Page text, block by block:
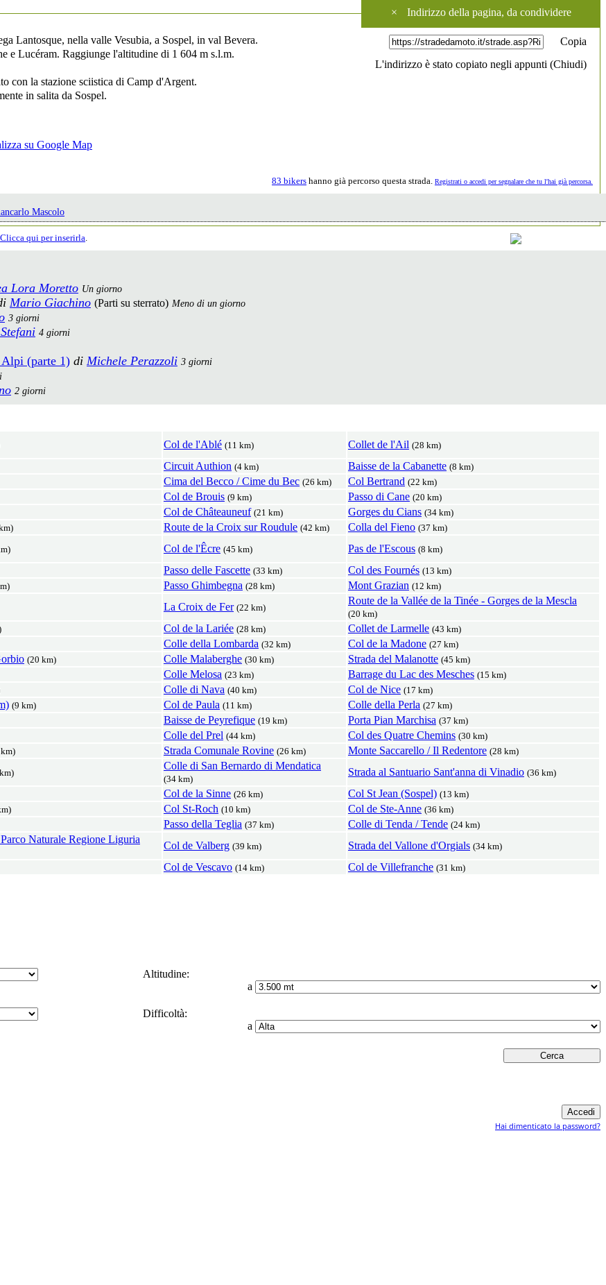
× Indirizzo della pagina, da condividere
Copia
L'indirizzo è stato copiato negli appunti (Chiudi)
Lantosque, nella valle Vesubia, a Sospel, in val Bevera.
e Lucéram. Raggiunge l'altitudine di 1 604 m s.l.m.
con la stazione sciistica di Camp d'Argent.
in salita da Sospel.
83 bikers hanno già percorso questa strada. Registrati o accedi per segnalare che tu l'hai già percorsa.
Mascolo
Clicca qui per inserirla.
Lora Moretto Un giorno
Mario Giachino (Parti su sterrato) Meno di un giorno
3 giorni
4 giorni
(parte 1) di Michele Perazzoli 3 giorni
2 giorni
Col de l'Ablé (11 km) Collet de l'Ail (28 km)
Circuit Authion (4 km) Baisse de la Cabanette (8 km)
Cima del Becco / Cime du Bec (26 km) Col Bertrand (22 km)
Col de Brouis (9 km) Passo di Cane (20 km)
Col de Châteauneuf (21 km) Gorges du Cians (34 km)
Route de la Croix sur Roudule (42 km) Colla del Fieno (37 km)
Col de l'Êcre (45 km) Pas de l'Escous (8 km)
Passo delle Fascette (33 km) Col des Fournés (13 km)
Passo Ghimbegna (28 km) Mont Grazian (12 km)
La Croix de Fer (22 km)
Route de la Vallée de la Tinée - Gorges de la Mescla
(20 km)
Col de la Lariée (28 km) Collet de Larmelle (43 km)
Colle della Lombarda (32 km) Col de la Madone (27 km)
(20 km) Colle Malaberghe (30 km) Strada del Malanotte (45 km)
Colle Melosa (23 km) Barrage du Lac des Mesches (15 km)
Colle di Nava (40 km) Col de Nice (17 km)
(9 km) Col de Paula (11 km) Colle della Perla (27 km)
Baisse de Peyrefique (19 km) Porta Pian Marchisa (37 km)
Colle del Prel (44 km) Col des Quatre Chemins (30 km)
Strada Comunale Rovine (26 km) Monte Saccarello / Il Redentore (28 km)
Colle di San Bernardo di Mendatica
(34 km)
Strada al Santuario Sant'anna di Vinadio (36 km)
Col de la Sinne (26 km) Col St Jean (Sospel) (13 km)
Col St-Roch (10 km) Col de Ste-Anne (36 km)
Passo della Teglia (37 km) Colle di Tenda / Tende (24 km)
Naturale Regione Liguria
Col de Valberg (39 km) Strada del Vallone d'Orgials (34 km)
Col de Vescavo (14 km) Col de Villefranche (31 km)
Altitudine:
a
Difficoltà:
a
Hai dimenticato la password?